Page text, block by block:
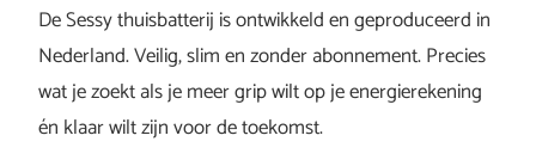
De Sessy thuisbatterij is ontwikkeld en geproduceerd in
Nederland. Veilig, slim en zonder abonnement. Precies
wat je zoekt als je meer grip wilt op je energierekening
én klaar wilt zijn voor de toekomst.